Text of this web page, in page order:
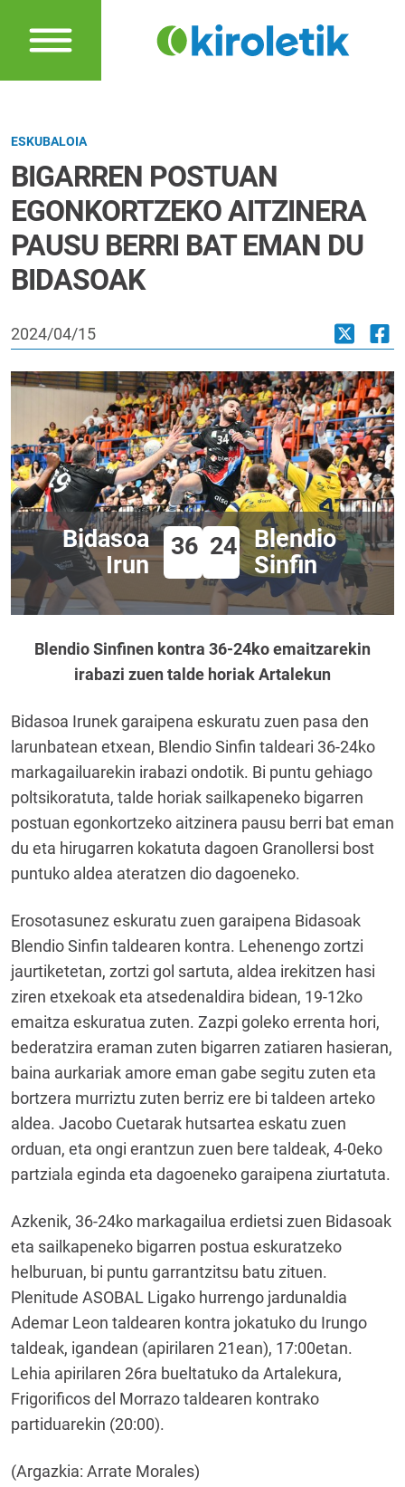
ESKUBALOIA
BIGARREN POSTUAN
EGONKORTZEKO AITZINERA
PAUSU BERRI BAT EMAN DU
BIDASOAK
2024/04/15
Bidasoa
Irun
36 24 Blendio
Sinfin
Blendio Sinfinen kontra 36-24ko emaitzarekin
irabazi zuen talde horiak Artalekun
Bidasoa Irunek garaipena eskuratu zuen pasa den
larunbatean etxean, Blendio Sinfin taldeari 36-24ko
markagailuarekin irabazi ondotik. Bi puntu gehiago
poltsikoratuta, talde horiak sailkapeneko bigarren
postuan egonkortzeko aitzinera pausu berri bat eman
du eta hirugarren kokatuta dagoen Granollersi bost
puntuko aldea ateratzen dio dagoeneko.
Erosotasunez eskuratu zuen garaipena Bidasoak
Blendio Sinfin taldearen kontra. Lehenengo zortzi
jaurtiketetan, zortzi gol sartuta, aldea irekitzen hasi
ziren etxekoak eta atsedenaldira bidean, 19-12ko
emaitza eskuratua zuten. Zazpi goleko errenta hori,
bederatzira eraman zuten bigarren zatiaren hasieran,
baina aurkariak amore eman gabe segitu zuten eta
bortzera murriztu zuten berriz ere bi taldeen arteko
aldea. Jacobo Cuetarak hutsartea eskatu zuen
orduan, eta ongi erantzun zuen bere taldeak, 4-0eko
partziala eginda eta dagoeneko garaipena ziurtatuta.
Azkenik, 36-24ko markagailua erdietsi zuen Bidasoak
eta sailkapeneko bigarren postua eskuratzeko
helburuan, bi puntu garrantzitsu batu zituen.
Plenitude ASOBAL Ligako hurrengo jardunaldia
Ademar Leon taldearen kontra jokatuko du Irungo
taldeak, igandean (apirilaren 21ean), 17:00etan.
Lehia apirilaren 26ra bueltatuko da Artalekura,
Frigorificos del Morrazo taldearen kontrako
partiduarekin (20:00).
(Argazkia: Arrate Morales)